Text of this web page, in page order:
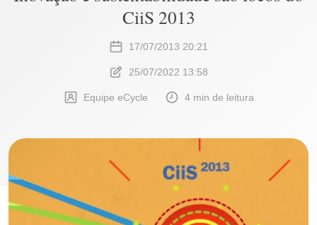
CiiS 2013
17/07/2013 20:21
25/07/2022 13:58
Equipe eCycle 4 min de leitura